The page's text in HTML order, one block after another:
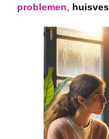
problemen